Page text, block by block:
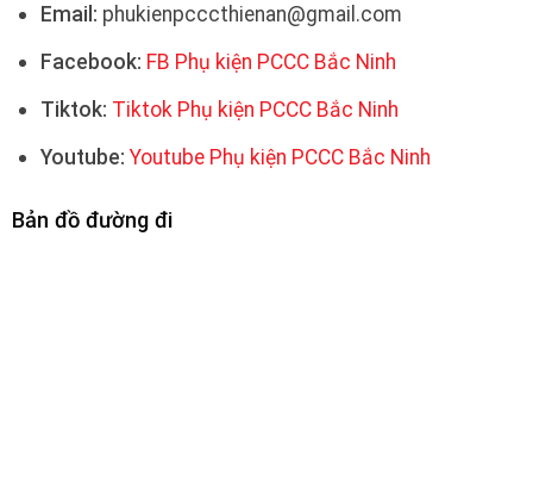
Email: phukienpcccthienan@gmail.com
Facebook: FB Phụ kiện PCCC Bắc Ninh
Tiktok: Tiktok Phụ kiện PCCC Bắc Ninh
Youtube: Youtube Phụ kiện PCCC Bắc Ninh
Bản đồ đường đi